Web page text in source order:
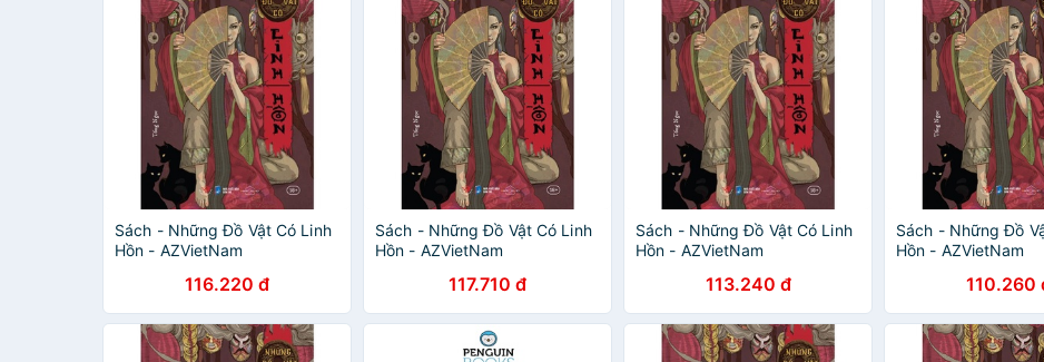
Sách - Những Đồ Vật Có Linh
Hồn - AZVietNam
116.220 đ
Sách - Những Đồ Vật Có Linh
Hồn - AZVietNam
117.710 đ
Sách - Những Đồ Vật Có Linh
Hồn - AZVietNam
113.240 đ
Sách - Những Đồ
Hồn - AZVietNam
110.260